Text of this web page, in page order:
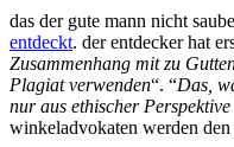
das der gute mann nicht
entdeckt. der entdecker hat
Zusammenhang mit zu
Plagiat verwenden“. “Das,
nur aus ethischer
winkeladvokaten werden den